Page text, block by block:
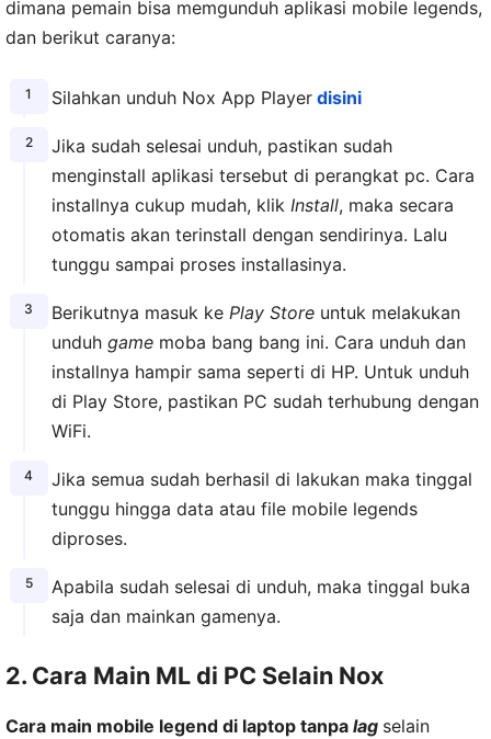
dimana pemain bisa memgunduh aplikasi mobile legends,
dan berikut caranya:
Silahkan unduh Nox App Player disini
Jika sudah selesai unduh, pastikan sudah
menginstall aplikasi tersebut di perangkat pc. Cara
installnya cukup mudah, klik Install, maka secara
otomatis akan terinstall dengan sendirinya. Lalu
tunggu sampai proses installasinya.
Berikutnya masuk ke Play Storeuntuk melakukan
unduh gamemoba bang bang ini. Cara unduh dan
installnya hampir sama seperti di HP. Untuk unduh
di Play Store, pastikan PC sudah terhubung dengan
WiFi.
Jika semua sudah berhasil di lakukan maka tinggal
tunggu hingga data atau file mobile legends
diproses.
Apabila sudah selesai di unduh, maka tinggal buka
saja dan mainkan gamenya.
2. Cara Main ML di PC Selain Nox
Cara main mobile legend di laptop tanpa lag selain